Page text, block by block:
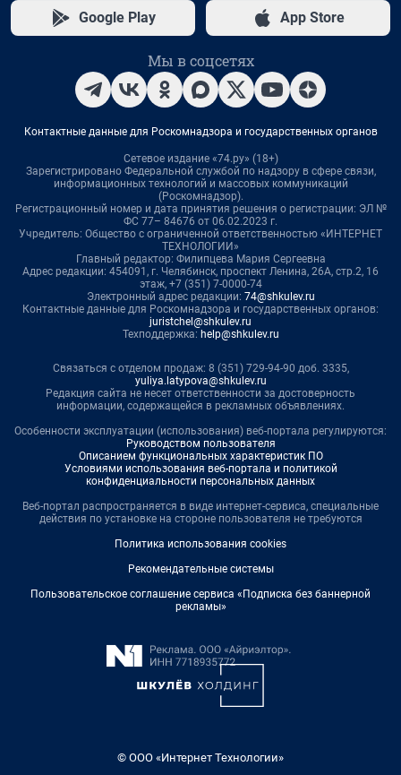
Google Play App Store
Мы в соцсетях
Контактные данные для Роскомнадзора и государственных органов
Сетевое издание «74.ру» (18+)
Зарегистрировано Федеральной службой по надзору в сфере связи,
информационных технологий и массовых коммуникаций
(Роскомнадзор).
Регистрационный номер и дата принятия решения о регистрации: ЭЛ №
ФС 77– 84676 от 06.02.2023 г.
Учредитель: Общество с ограниченной ответственностью «ИНТЕРНЕТ
ТЕХНОЛОГИИ»
Главный редактор: Филипцева Мария Сергеевна
Адрес редакции: 454091, г. Челябинск, проспект Ленина, 26А, стр.2, 16
этаж, +7 (351) 7-0000-74
Электронный адрес редакции: 74@shkulev.ru
Контактные данные для Роскомнадзора и государственных органов:
juristchel@shkulev.ru
Техподдержка: help@shkulev.ru
Связаться с отделом продаж: 8 (351) 729-94-90 доб. 3335,
yuliya.latypova@shkulev.ru
Редакция сайта не несет ответственности за достоверность
информации, содержащейся в рекламных объявлениях.
Особенности эксплуатации (использования) веб-портала регулируются:
Руководством пользователя
Описанием функциональных характеристик ПО
Условиями использования веб-портала и политикой
конфиденциальности персональных данных
Веб-портал распространяется в виде интернет-сервиса, специальные
действия по установке на стороне пользователя не требуются
Политика использования cookies
Рекомендательные системы
Пользовательское соглашение сервиса «Подписка без баннерной
рекламы»
© ООО «Интернет Технологии»